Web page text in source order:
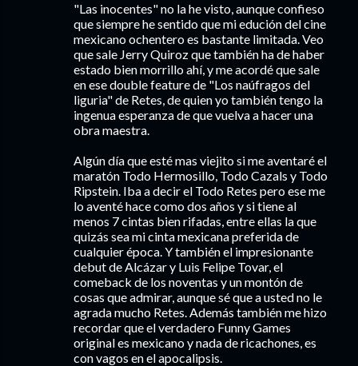
"Las inocentes" no la he visto, aunque confieso
que siempre he sentido que mi edución del cine
mexicano ochentero es bastante limitada. Veo
que sale Jerry Quiroz que también ha de haber
estado bien morrillo ahí, y me acordé que sale
en ese double feature de "Los naúfragos del
liguria" de Retes, de quien yo también tengo la
ingenua esperanza de que vuelva a hacer una
obra maestra.
Algún día que esté mas viejito si me aventaré el
maratón Todo Hermosillo, Todo Cazals y Todo
Ripstein. Iba a decir el Todo Retes pero ese me
lo aventé hace como dos años y si tiene al
menos 7 cintas bien rifadas, entre ellas la que
quizás sea mi cinta mexicana preferida de
cualquier época. Y también el impresionante
debut de Alcázar y Luis Felipe Tovar, el
comeback de los noventas y un montón de
cosas que admirar, aunque sé que a usted no le
agrada mucho Retes. Además también me hizo
recordar que el verdadero Funny Games
original es mexicano y nada de ricachones, es
con vagos en el apocalipsis.